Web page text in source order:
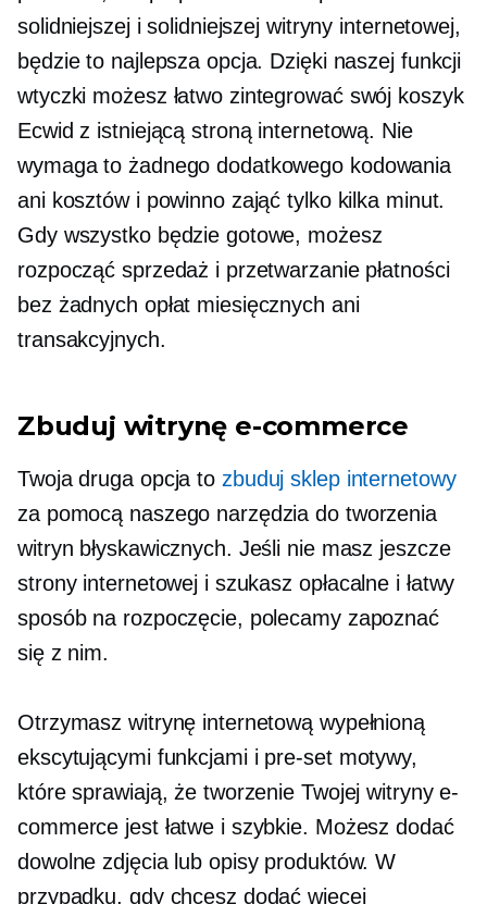
solidniejszej i solidniejszej witryny internetowej,
będzie to najlepsza opcja. Dzięki naszej funkcji
wtyczki możesz łatwo zintegrować swój koszyk
Ecwid z istniejącą stroną internetową. Nie
wymaga to żadnego dodatkowego kodowania
ani kosztów i powinno zająć tylko kilka minut.
Gdy wszystko będzie gotowe, możesz
rozpocząć sprzedaż i przetwarzanie płatności
bez żadnych opłat miesięcznych ani
transakcyjnych.
Zbuduj witrynę e-commerce
Twoja druga opcja to zbuduj sklep internetowy
za pomocą naszego narzędzia do tworzenia
witryn błyskawicznych. Jeśli nie masz jeszcze
strony internetowej i szukasz opłacalne i łatwy
sposób na rozpoczęcie, polecamy zapoznać
się z nim.
Otrzymasz witrynę internetową wypełnioną
ekscytującymi funkcjami i pre-setmotywy,
które sprawiają, że tworzenie Twojej witryny e-
commerce jest łatwe i szybkie. Możesz dodać
dowolne zdjęcia lub opisy produktów. W
przypadku, gdy chcesz dodać więcej